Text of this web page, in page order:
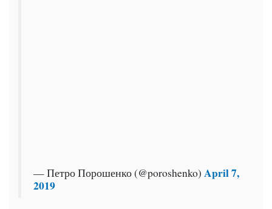
— Петро Порошенко (@poroshenko) April 7,
2019